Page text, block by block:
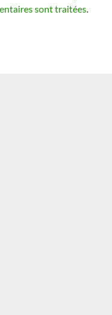
sont traitées.